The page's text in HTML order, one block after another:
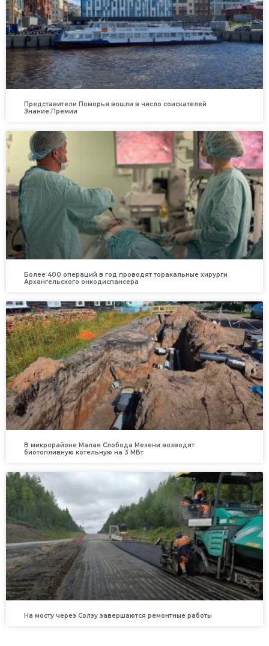
Представители Поморья вошли в число соискателей
Знание.Премии
Более 400 операций в год проводят торакальные хирурги
Архангельского онкодиспансера
В микрорайоне Малая Слобода Мезени возводят
биотопливную котельную на 3 МВт
На мосту через Солзу завершаются ремонтные работы